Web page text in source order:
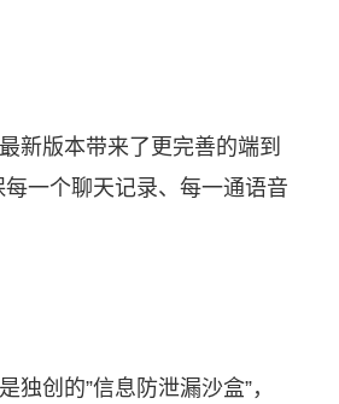
新版本带来了更完善的端到
一个聊天记录、每一通语音
创的”信息防泄漏沙盒”，